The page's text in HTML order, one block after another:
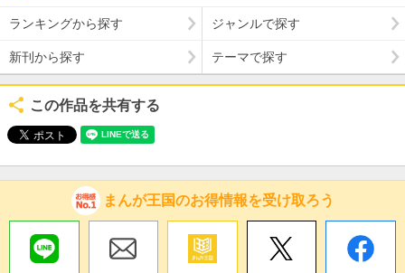
ランキングから探す ジャンルで探す
新刊から探す テーマで探す
この作品を共有する
まんが王国のお得情報を受け取ろう